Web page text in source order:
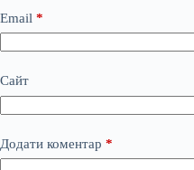
Email *
Сайт
Додати коментар *